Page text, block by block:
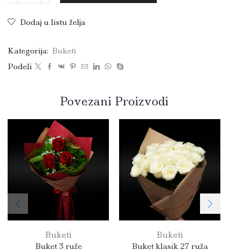
Dodaj u listu želja
Kategorija: Buketi
Podeli
Povezani Proizvodi
Buketi
Buket 3 ruže
Buketi
Buket klasik 27 ruža